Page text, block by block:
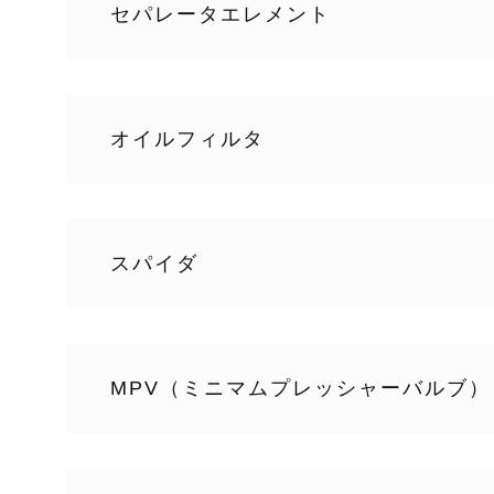
吸込みフィルタが目詰まりすると空気を吸い
セパレータエレメント
エレメントが目詰まりしたり劣化するとオイ
オイルフィルタ
オイルが劣化して汚れるとシール性や冷却性
スパイダ
緩和します。
MPV（ミニマムプレッシャーバルブ）